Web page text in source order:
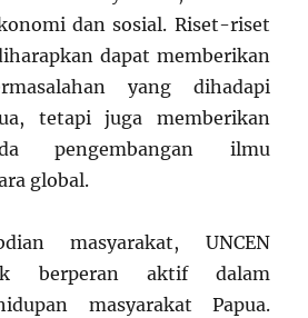
dan sosial. Riset-riset
dapat memberikan
yang dihadapi
tetapi juga memberikan
pengembangan ilmu
global.
masyarakat, UNCEN
berperan aktif dalam
masyarakat Papua.